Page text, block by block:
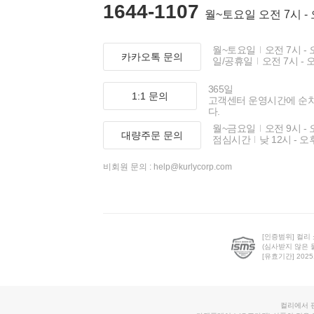
1644-1107 월~토요일 오전 7시 -
카카오톡 문의
월~토요일
오전 7시 -
일/공휴일
오전 7시 -
1:1 문의
365일
고객센터 운영시간에 순
다.
대량주문 문의
월~금요일
오전 9시 -
점심시간
낮 12시 - 오
비회원 문의 : help@kurlycorp.com
[인증범위] 컬리
(심사받지 않은
[유효기간]
컬리에서